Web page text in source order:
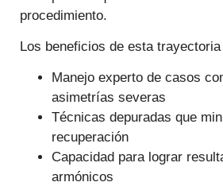
procedimiento.
Los beneficios de esta
Manejo experto de casos
asimetrías severas
Técnicas depuradas que
recuperación
Capacidad para lograr
armónicos